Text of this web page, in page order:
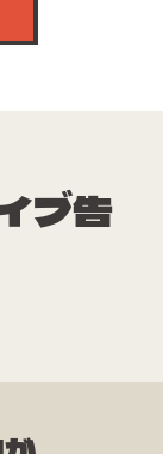
ブ告